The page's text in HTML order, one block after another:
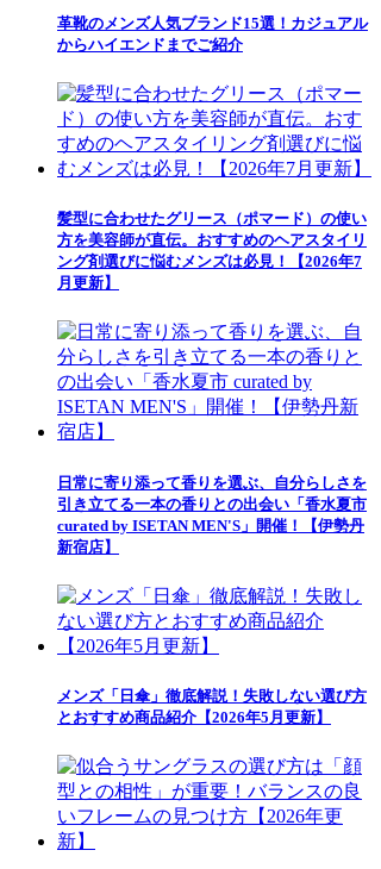
革靴のメンズ人気ブランド15選！カジュアル
からハイエンドまでご紹介
髪型に合わせたグリース（ポマード）の使い
方を美容師が直伝。おすすめのヘアスタイリ
ング剤選びに悩むメンズは必見！【2026年7
月更新】
日常に寄り添って香りを選ぶ、自分らしさを
引き立てる一本の香りとの出会い「香水夏市
curated by ISETAN MEN'S」開催！【伊勢丹
新宿店】
メンズ「日傘」徹底解説！失敗しない選び方
とおすすめ商品紹介【2026年5月更新】